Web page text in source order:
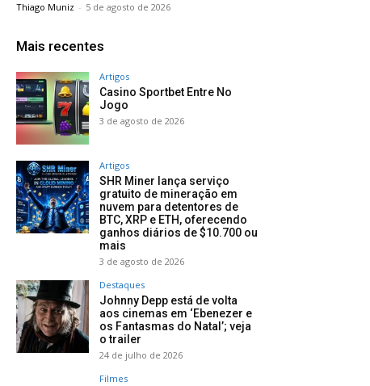
Thiago Muniz - 5 de agosto de 2026
Mais recentes
Artigos
Casino Sportbet Entre No
Jogo
3 de agosto de 2026
Artigos
SHR Miner lança serviço
gratuito de mineração em
nuvem para detentores de
BTC, XRP e ETH, oferecendo
ganhos diários de $10.700 ou
mais
3 de agosto de 2026
Destaques
Johnny Depp está de volta
aos cinemas em ‘Ebenezer e
os Fantasmas do Natal’; veja
o trailer
24 de julho de 2026
Filmes